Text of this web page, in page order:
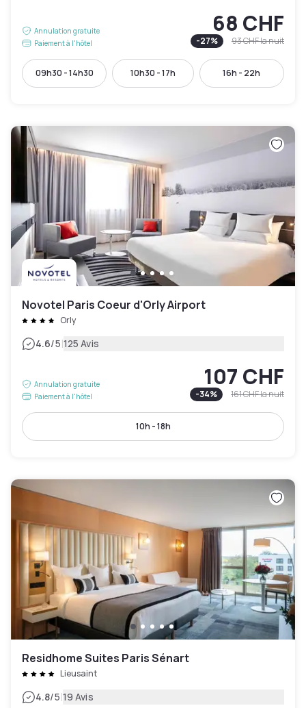
Annulation gratuite
Paiement à l'hôtel
68 CHF
-27% 93 CHFla nuit
09h30 - 14h30 10h30 - 17h 16h - 22h
Novotel Paris Coeur d'Orly Airport
Orly
4.6/5|125 Avis
Annulation gratuite
Paiement à l'hôtel
107 CHF
-34% 161 CHFla nuit
10h - 18h
Residhome Suites Paris Sénart
Lieusaint
4.8/5|19 Avis